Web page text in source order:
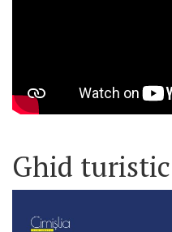
Serviciul
Arhitectură,
și
Ghid turistic